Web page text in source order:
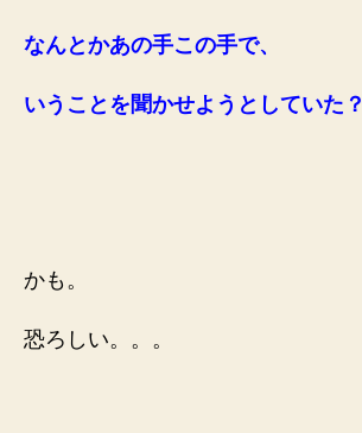
なんとかあの手この手で、
いうことを聞かせようとしていた？
かも。
恐ろしい。。。